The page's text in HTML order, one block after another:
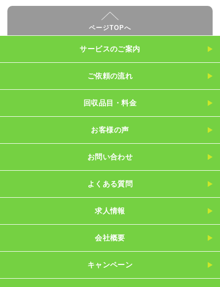
ページTOPへ
サービスのご案内
ご依頼の流れ
回収品目・料金
お客様の声
お問い合わせ
よくある質問
求人情報
会社概要
キャンペーン